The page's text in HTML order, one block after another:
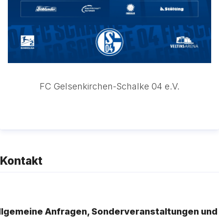
FC Gelsenkirchen-Schalke 04 e.V.
Kontakt
Anfragen, Sonderveranstaltungen und